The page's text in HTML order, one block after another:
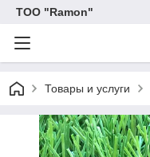
ТОО "Ramon"
Товары и услуги